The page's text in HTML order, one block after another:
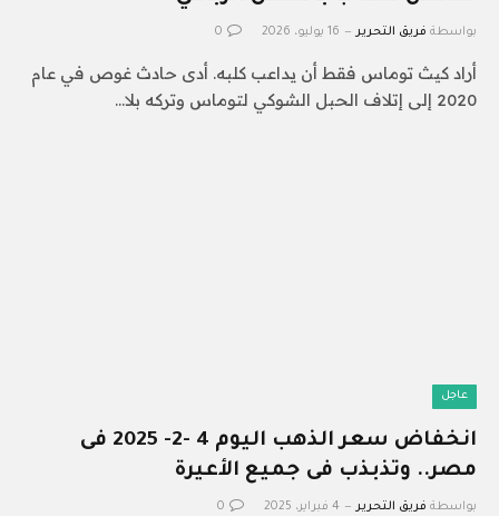
بواسطة فريق التحرير 16 يوليو، 2026 0
أراد كيث توماس فقط أن يداعب كلبه. أدى حادث غوص في عام
2020 إلى إتلاف الحبل الشوكي لتوماس وتركه بلا…
عاجل
انخفاض سعر الذهب اليوم 4 -2- 2025 فى
مصر.. وتذبذب فى جميع الأعيرة
بواسطة فريق التحرير 4 فبراير، 2025 0